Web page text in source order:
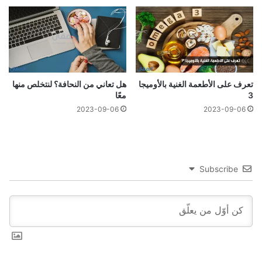
تعرف على الأطعمة الغنية بالأوميجا
3
2023-09-06
هل تعاني من النحافة؟ لنتخلص منها
معًا
2023-09-06
Subscribe